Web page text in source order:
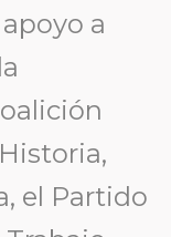
a
el Partido